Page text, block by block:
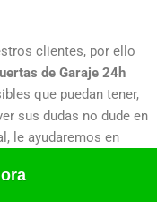
clientes, por ello
de Garaje 24h
que puedan tener,
sus dudas no dude en
le ayudaremos en